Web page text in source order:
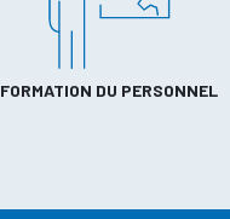
FORMATION DU PERSONNEL